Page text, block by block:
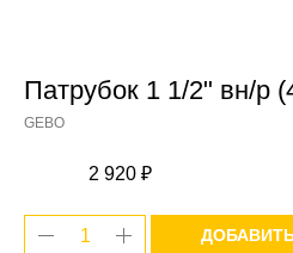
Патрубок 1 1/2" вн/р
GEBO
2 920 ₽